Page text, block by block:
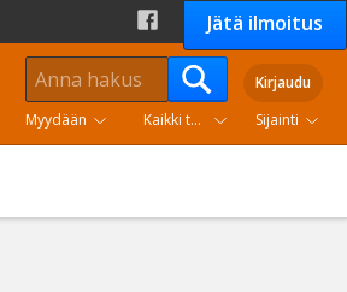
Jätä ilmoitus
Kirjaudu
Myydään
Kaikki tuoteryhmät Sijainti